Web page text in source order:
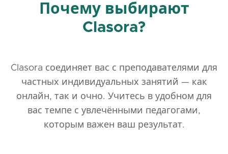
Почему выбирают
Clasora?
Clasora соединяет вас с преподавателями для
частных индивидуальных занятий — как
онлайн, так и очно. Учитесь в удобном для
вас темпе с увлечёнными педагогами,
которым важен ваш результат.